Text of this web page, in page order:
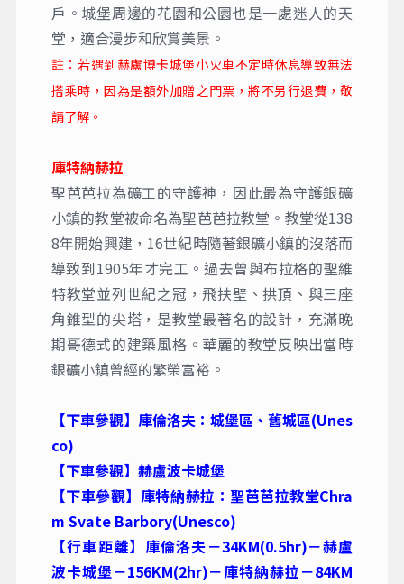
戶。城堡周邊的花園和公園也是一處迷人的天
堂，適合漫步和欣賞美景。
註：若遇到赫盧博卡城堡小火車不定時休息導致無法
搭乘時，因為是額外加贈之門票，將不另行退費，敬
請了解。
庫特納赫拉
聖芭芭拉為礦工的守護神，因此最為守護銀礦
小鎮的教堂被命名為聖芭芭拉教堂。教堂從138
8年開始興建，16世紀時隨著銀礦小鎮的沒落而
導致到1905年才完工。過去曾與布拉格的聖維
特教堂並列世紀之冠，飛扶壁、拱頂、與三座
角錐型的尖塔，是教堂最著名的設計，充滿晚
期哥德式的建築風格。華麗的教堂反映出當時
銀礦小鎮曾經的繁榮富裕。
【下車參觀】庫倫洛夫：城堡區、舊城區(Unes
co)
【下車參觀】赫盧波卡城堡
【下車參觀】庫特納赫拉：聖芭芭拉教堂Chra
m Svate Barbory(Unesco)
【行車距離】庫倫洛夫－34KM(0.5hr)－赫盧
波卡城堡－156KM(2hr)－庫特納赫拉－84KM